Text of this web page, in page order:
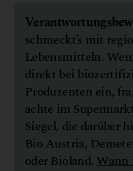
schmeckt’s mit
Lebensmitteln.
direkt bei
Produzenten ein,
achte im
Siegel, die darüber
Bio Austria,
oder Bioland.Wann